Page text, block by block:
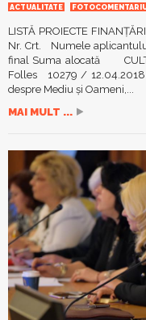
ACTUALITATE
LISTĂ PROIECTE
Nr. Crt. Numele
final Suma alocată
Folles 10279 / 12.04.2018
despre Mediu şi Oameni,...
MAI MULT ...